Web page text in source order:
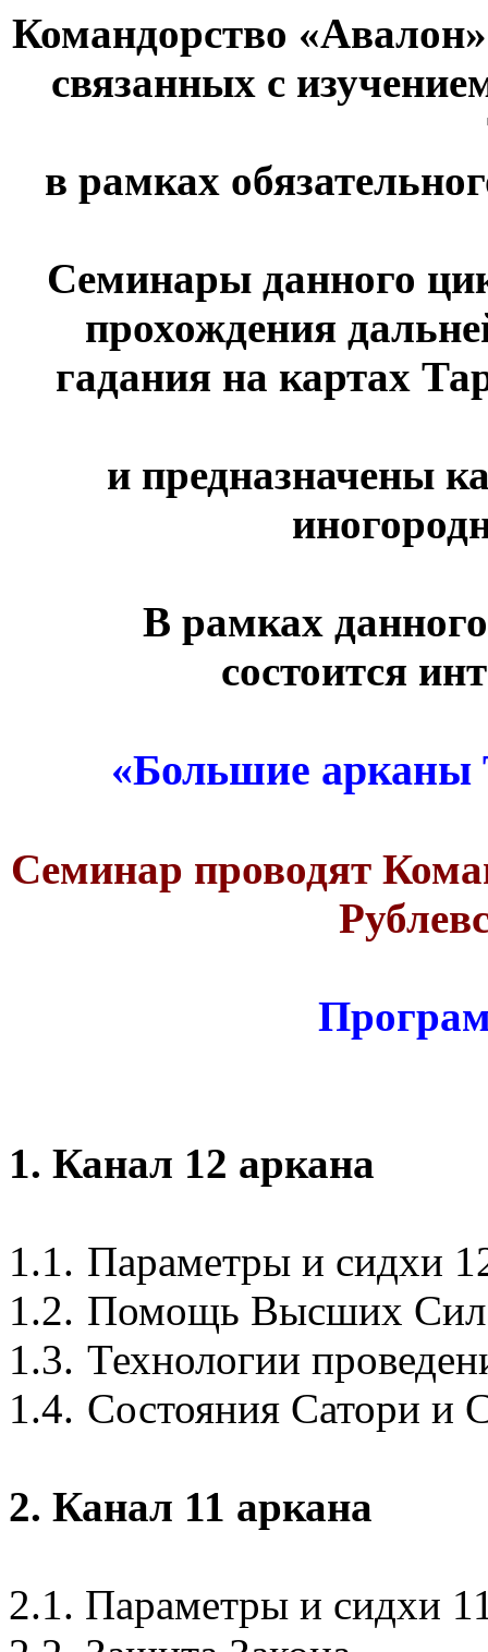
Командорство
связанных с
в рамках
Семинары данного
прохождения
гадания на картах
и предназначены
В рамках
состоится
«Большие арканы
Семинар проводят
1. Канал 12 аркана
1.1. Параметры и сидхи
1.2. Помощь Высших Сил
1.3. Технологии
1.4. Состояния Сатори и
2. Канал 11 аркана
2.1. Параметры и сидхи